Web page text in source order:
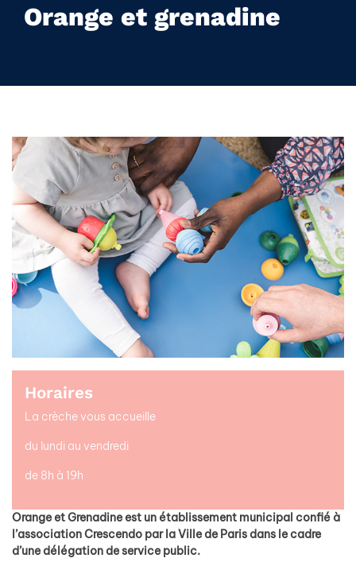
Orange et grenadine
Orange et Grenadine est un établissement municipal confié à
l’association Crescendo par la Ville de Paris dans le cadre
d’une délégation de service public.
Horaires
La crèche vous accueille
du lundi au vendredi
de 8h à 19h